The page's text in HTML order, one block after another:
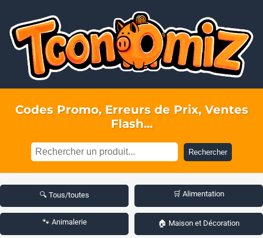
Codes Promo, Erreurs de Prix, Ventes
Flash...
Rechercher
🔍 Tous/toutes 🛒 Alimentation
🐾 Animalerie 🏠 Maison et Décoration